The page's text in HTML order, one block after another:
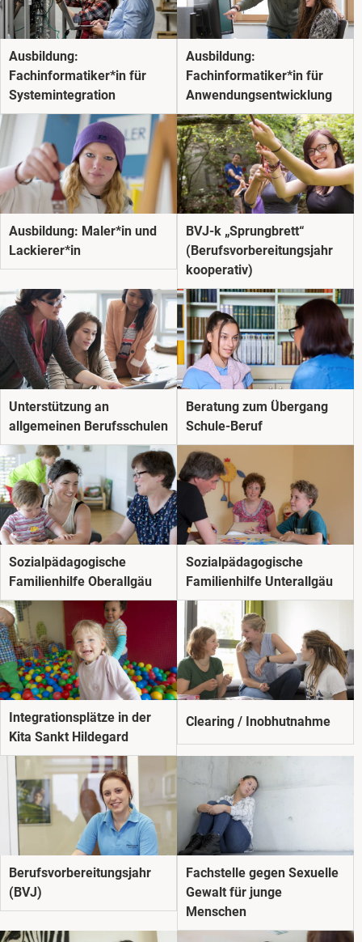
Ausbildung:
Fachinformatiker*in für
Systemintegration
Ausbildung:
Fachinformatiker*in für
Anwendungsentwicklung
Ausbildung: Maler*in und
Lackierer*in
BVJ-k „Sprungbrett“
(Berufsvorbereitungsjahr
kooperativ)
Unterstützung an
allgemeinen Berufsschulen
Beratung zum Übergang
Schule-Beruf
Sozial­pädago­gische
Familienhilfe Oberallgäu
Sozial­pädago­gische
Familienhilfe Unterallgäu
Integrationsplätze in der
Kita Sankt Hildegard
Clearing / Inobhutnahme
Berufsvorbereitungsjahr
(BVJ)
Fachstelle gegen Sexuelle
Gewalt für junge
Menschen